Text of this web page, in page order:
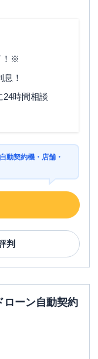
！※
！
24時間相談
動契約機・店舗・
判
ローン自動契約